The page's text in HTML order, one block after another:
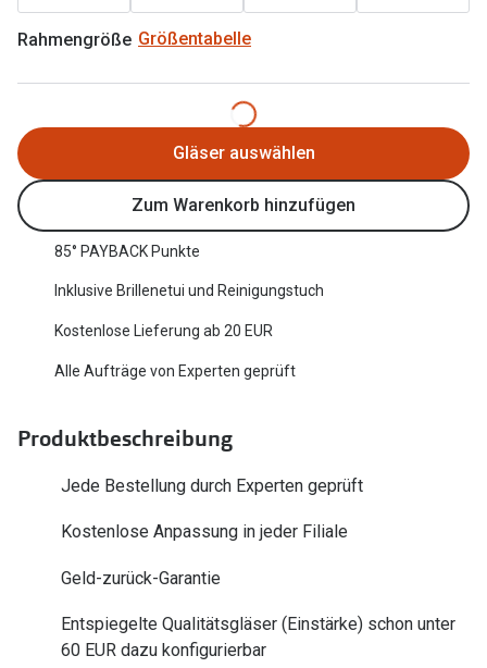
20% auf selbsttönende Gläser
Trends
Nuance Audio Brille
Ray-Ban Meta
Oakley Meta
Brillentrends 2026
Glasveredelungen
Brillenglas Typen
Transitions Gläser
Zubehör
Zubehör
Rahmengröße Größentabelle
Gläser auswählen
Zum Warenkorb hinzufügen
85° PAYBACK Punkte
Inklusive Brillenetui und Reinigungstuch
Kostenlose Lieferung ab 20 EUR
Alle Aufträge von Experten geprüft
Produktbeschreibung
Jede Bestellung durch Experten geprüft
Kostenlose Anpassung in jeder Filiale
Geld-zurück-Garantie
Entspiegelte Qualitätsgläser (Einstärke) schon unter
60 EUR dazu konfigurierbar